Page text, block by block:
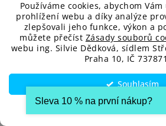
Používáme cookies, abychom
prohlížení webu a díky analýze
zlepšovali jeho funkce, výkon a
můžete přečíst Zásady souborů
webu ing. Silvie Dědková, sídlem
Praha 10, IČ
Souhlasím
Nastavení
Sleva 10 % na první nákup?​